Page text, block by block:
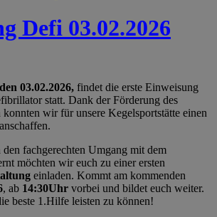
Defi 03.02.2026
03.02.2026, findet die erste Einweisung
statt. Dank der Förderung des
konnten wir für unsere Kegelsportstätte einen
fachgerechten Umgang mit dem
möchten wir euch zu einer ersten
einladen. Kommt am kommenden
, ab 14:30Uhr vorbei und bildet euch weiter.
beste 1.Hilfe leisten zu können!